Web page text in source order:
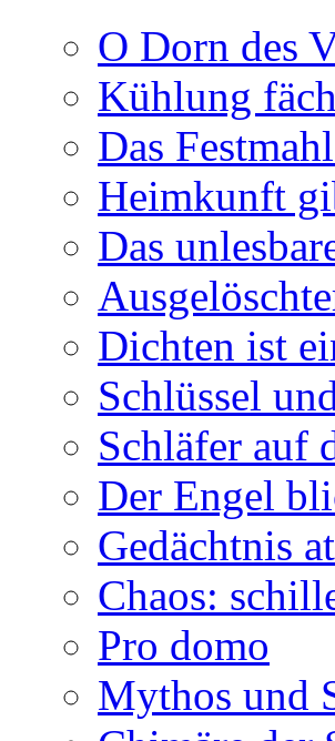
O Dorn des
Kühlung
Das
Heimkunft
Das
Dichten ist
Schlüssel
Schläfer auf
Der Engel
Gedächtnis
Chaos:
Pro domo
Mythos und